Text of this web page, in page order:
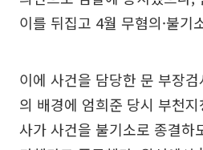
이를 뒤집고 4월 무혐의·불기
이에 사건을 담당한 문 부장
의 배경에 엄희준 당시 부천
사가 사건을 불기소로 종결하